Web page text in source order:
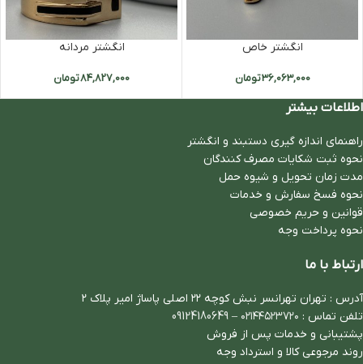
انگشتر خاص
36,063,000تومان
انگشتر مردانه
84,827,000تومان
اطلاعات بیشتر
راهنمای اندازه گیری دستبند و انگشتر
نحوه ثبت شكايات مصرف كنندگان
مدت زمان تحويل و شیوه حمل
نحوه فسخ سفارش و خدمات
قوانین و حریم خصوصی
نحوه پرداخت وجه
ارتباط با ما
آدرس : تهران تهرانسر نبش کوچه ۲۲ اصلی پاساژ امیر پلاک ۲
تلفن تماس : ۰۲۱۴۴۵۲۳۷۲۰ –
09124180649
پشتیبانی و خدمات پس از فروش
روند مرجوعی کالا و استرداد وجه